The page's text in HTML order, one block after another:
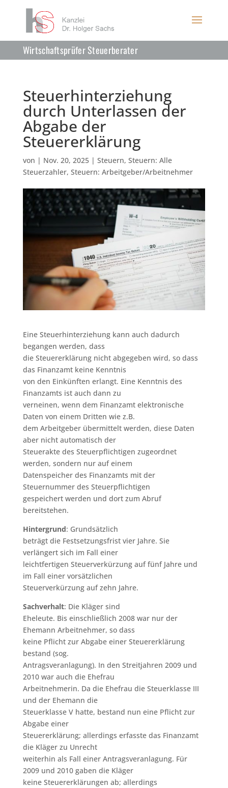
Wirtschaftsprüfer Steuerberater
Steuerhinterziehung
durch Unterlassen der
Abgabe der
Steuererklärung
von | Nov. 20, 2025| Steuern, Steuern: Alle
Steuerzahler, Steuern: Arbeitgeber/Arbeitnehmer
Eine Steuerhinterziehung kann auch dadurch
begangen werden, dass
die Steuererklärung nicht abgegeben wird, so dass
das Finanzamt keine Kenntnis
von den Einkünften erlangt. Eine Kenntnis des
Finanzamts ist auch dann zu
verneinen, wenn dem Finanzamt elektronische
Daten von einem Dritten wie z.B.
dem Arbeitgeber übermittelt werden, diese Daten
aber nicht automatisch der
Steuerakte des Steuerpflichtigen zugeordnet
werden, sondern nur auf einem
Datenspeicher des Finanzamts mit der
Steuernummer des Steuerpflichtigen
gespeichert werden und dort zum Abruf
bereitstehen.
Hintergrund: Grundsätzlich
beträgt die Festsetzungsfrist vier Jahre. Sie
verlängert sich im Fall einer
leichtfertigen Steuerverkürzung auf fünf Jahre und
im Fall einer vorsätzlichen
Steuerverkürzung auf zehn Jahre.
Sachverhalt: Die Kläger sind
Eheleute. Bis einschließlich 2008 war nur der
Ehemann Arbeitnehmer, so dass
keine Pflicht zur Abgabe einer Steuererklärung
bestand (sog.
Antragsveranlagung). In den Streitjahren 2009 und
2010 war auch die Ehefrau
Arbeitnehmerin. Da die Ehefrau die Steuerklasse III
und der Ehemann die
Steuerklasse V hatte, bestand nun eine Pflicht zur
Abgabe einer
Steuererklärung; allerdings erfasste das Finanzamt
die Kläger zu Unrecht
weiterhin als Fall einer Antragsveranlagung. Für
2009 und 2010 gaben die Kläger
keine Steuererklärungen ab; allerdings